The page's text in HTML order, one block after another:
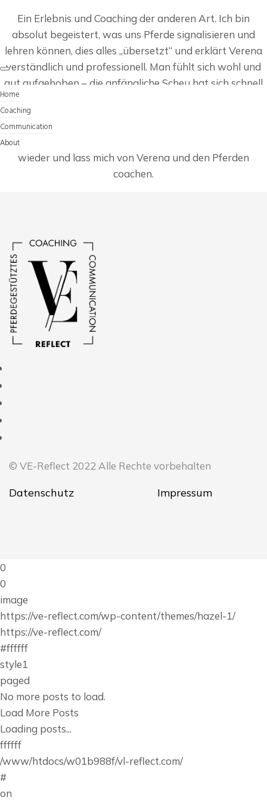
Home
Coaching
Communication
About
Ein Erlebnis und Coaching der anderen Art. Ich bin
absolut begeistert, was uns Pferde signalisieren und
lehren können, dies alles „übersetzt“ und erklärt Verena
verständlich und professionell. Man fühlt sich wohl und
gut aufgehoben – die anfängliche Scheu hat sich schnell
Totale Begeisterung und Empfehlung – es hat mir sehr
viel in meiner eigenen Entwicklung gebracht. Ich komme
wieder und lass mich von Verena und den Pferden
coachen.
© VE-Reflect 2022 Alle Rechte vorbehalten
Datenschutz Impressum
0
0
image
https://ve-reflect.com/wp-content/themes/hazel-1/
https://ve-reflect.com/
#ffffff
style1
paged
No more posts to load.
Load More Posts
Loading posts...
ffffff
/www/htdocs/w01b988f/vl-reflect.com/
#
on